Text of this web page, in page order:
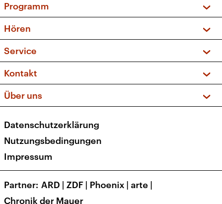
Programm
Sendungen und Podcasts
Musikliste
Kakadu – Das Kinderprogramm
Hören
Frequenzen (UKW + DAB+)
Service
FAQ
Apps
Newsletter
Veranstaltungen
Kontakt
Social Media
Über uns
Presse
Karriere
Transparenz
Datenschutzerklärung
Nutzungsbedingungen
Impressum
Partner ARD | ZDF | Phoenix | arte |
Chronik der Mauer